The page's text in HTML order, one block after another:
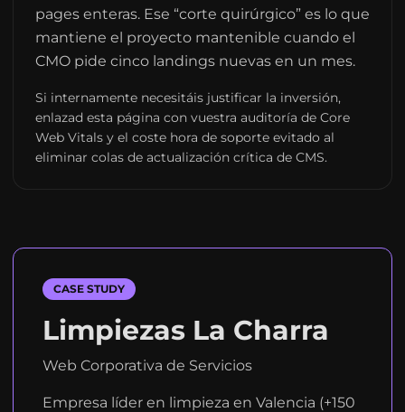
pages enteras. Ese “corte quirúrgico” es lo que
mantiene el proyecto mantenible cuando el
CMO pide cinco landings nuevas en un mes.
Si internamente necesitáis justificar la inversión,
enlazad esta página con vuestra auditoría de Core
Web Vitals y el coste hora de soporte evitado al
eliminar colas de actualización crítica de CMS.
CASE STUDY
Limpiezas La Charra
Web Corporativa de Servicios
Empresa líder en limpieza en Valencia (+150